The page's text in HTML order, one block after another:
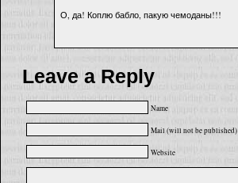
О, да! Коплю бабло, пакую чемоданы!!!
Leave a Reply
Name
Mail (will not be published)
Website